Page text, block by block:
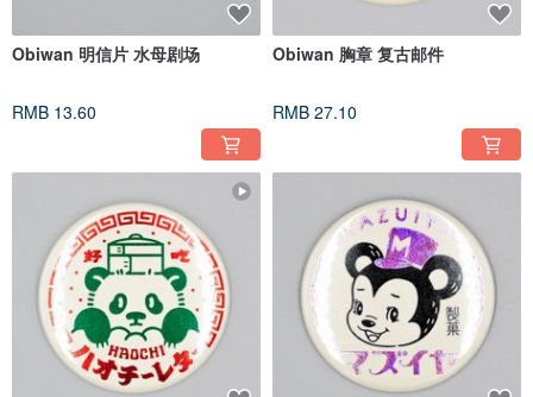
Obiwan 明信片 水母剧场
RMB 13.60
Obiwan 胸章 复古邮件
RMB 27.10